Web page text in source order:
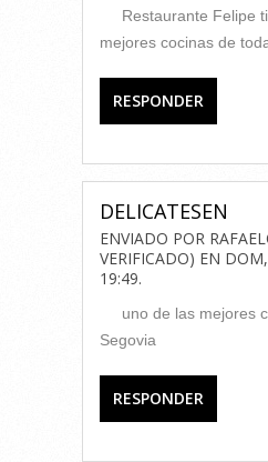
Restaurante Felipe
mejores cocinas de
RESPONDER
DELICATESEN
ENVIADO POR
VERIFICADO) EN
19:49.
uno de las mejores
Segovia
RESPONDER